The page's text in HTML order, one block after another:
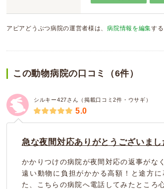
アピアどうぶつ病院の運営者様は、病院情報を編集す
この動物病院の口コミ（6件）
シルキー427さん（掲載口コミ2件・ウサギ）
5.0
急な夜間対応ありがとうございま
かかりつけの病院が夜間対応の返事がな
遠い動物に負担がかかる高額！と途方
た、こちらの病院へ電話してみたところ